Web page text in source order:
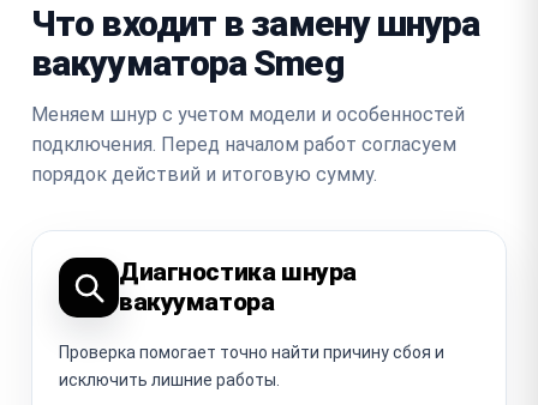
Что входит в замену шнура
вакууматора Smeg
Меняем шнур с учетом модели и особенностей
подключения. Перед началом работ согласуем
порядок действий и итоговую сумму.
Диагностика шнура
вакууматора
Проверка помогает точно найти причину сбоя и
исключить лишние работы.